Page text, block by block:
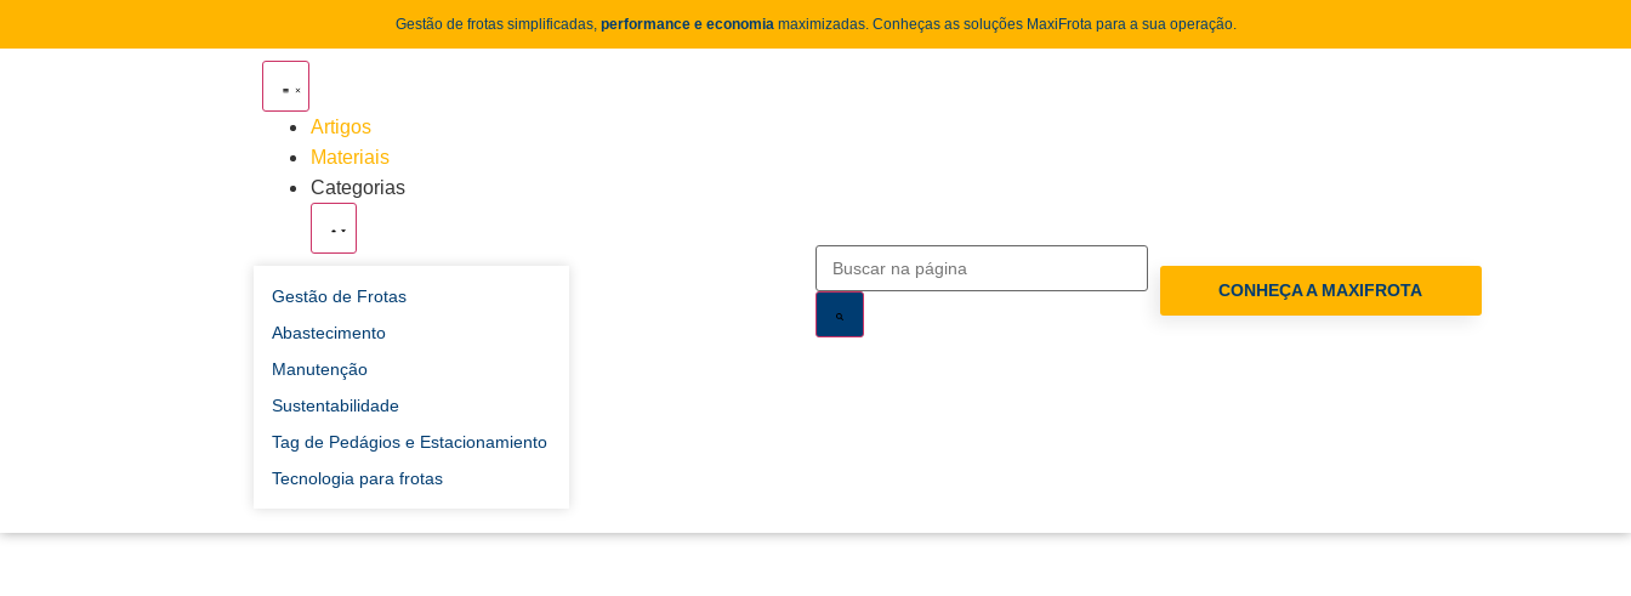
Gestão de frotas simplificadas, performance e economiamaximizadas. Conheças as soluções MaxiFrota para a sua operação.
Artigos
Materiais
Categorias
Gestão de Frotas
Abastecimento
Manutenção
Sustentabilidade
Tag de Pedágios e Estacionamiento
Tecnologia para frotas
CONHEÇA A MAXIFROTA